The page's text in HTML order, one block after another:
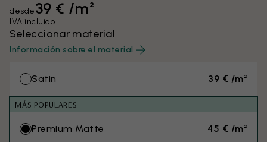
desde39 € /m²
IVA incluido
Seleccionar material
Información sobre el material
Satin 39 € /m²
MÁS POPULARES
Premium Matte 45 € /m²